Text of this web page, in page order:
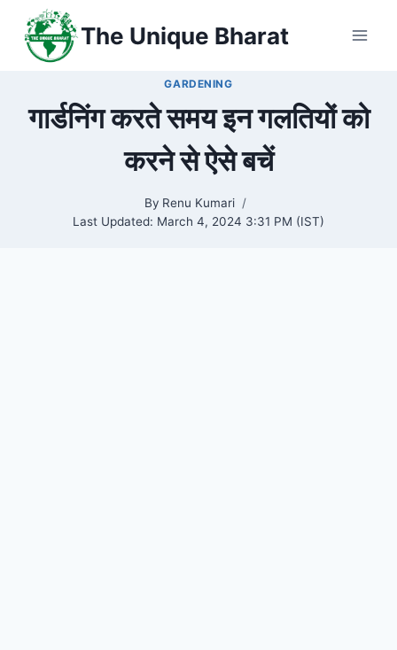
content
The Unique Bharat
GARDENING
गार्डनिंग करते समय इन गलतियों को
करने से ऐसे बचें
By Renu Kumari
Last Updated: March 4, 2024 3:31 PM (IST)